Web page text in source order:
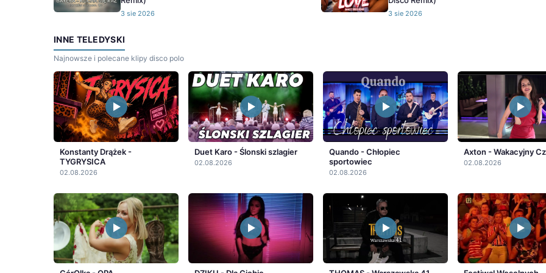
3 sie 2026 3 sie 2026
INNE TELEDYSKI
Najnowsze i polecane klipy disco polo
Konstanty Drążek -
TYGRYSICA
02.08.2026
Duet Karo - Ślonski szlagier
02.08.2026
Quando - Chłopiec
sportowiec
02.08.2026
Axton - Wakacyjny
02.08.2026